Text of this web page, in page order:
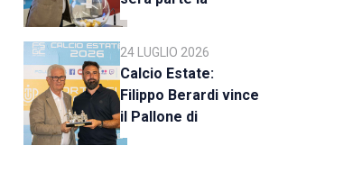
stagione 2026-27
24 LUGLIO 2026
Calcio Estate:
Filippo Berardi vince
il Pallone di
Cristallo, al Tre Fiori